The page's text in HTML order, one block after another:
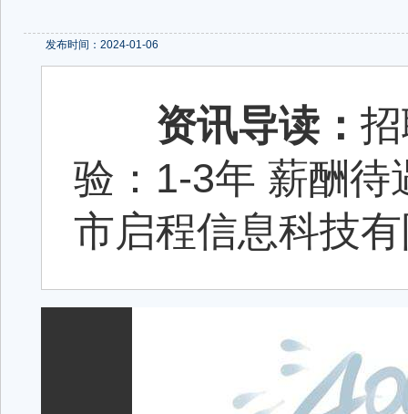
发布时间：2024-01-06
资讯导读：
验：1-3年 薪酬待
市启程信息科技